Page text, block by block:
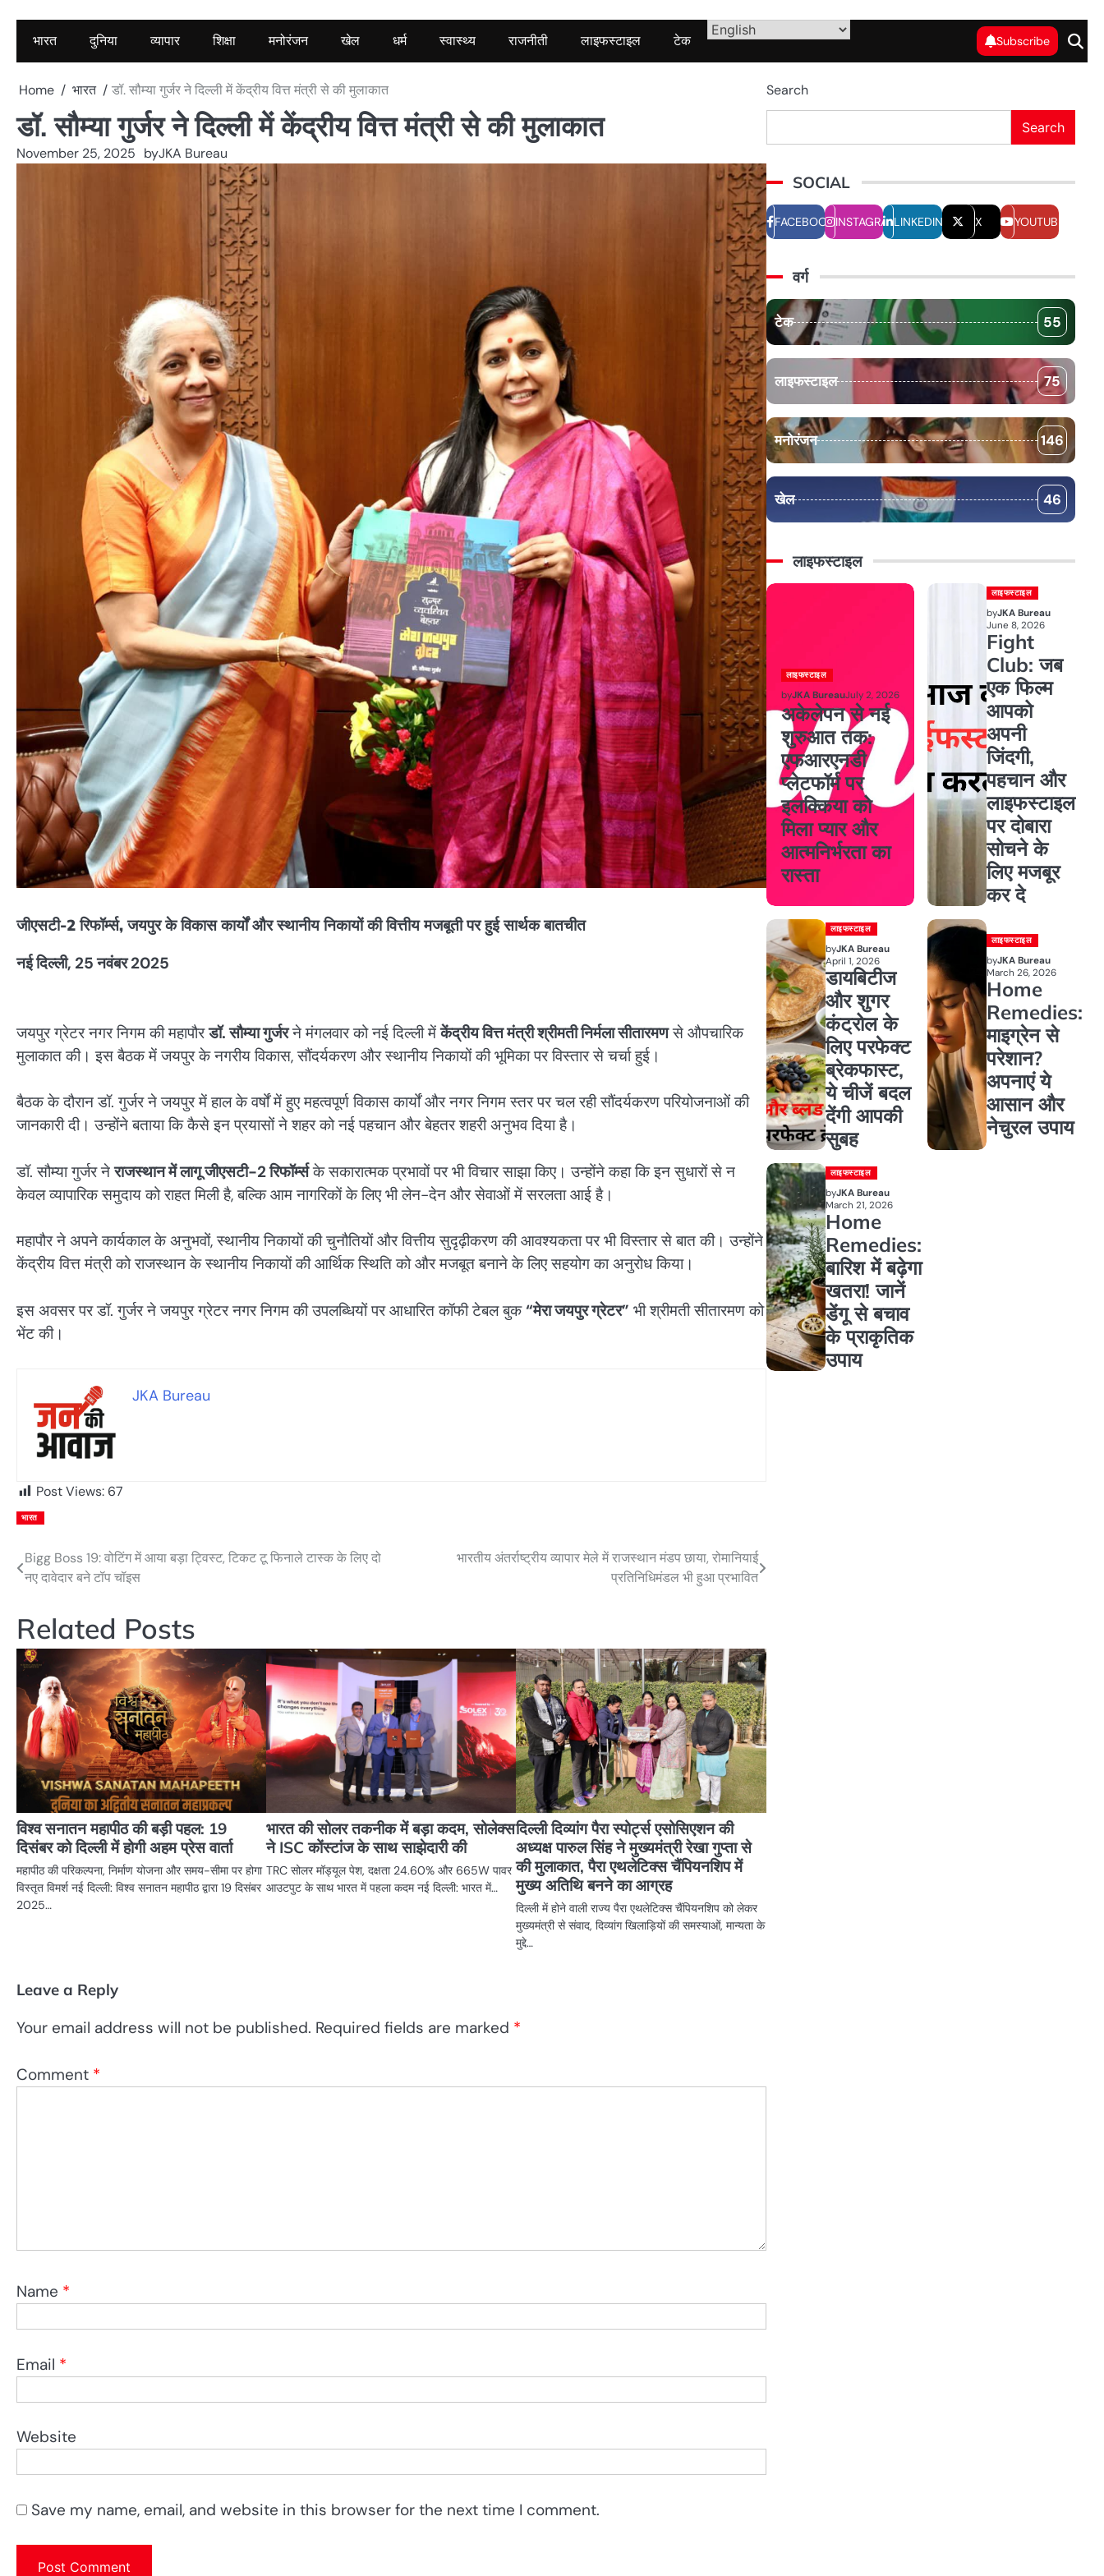
भारत दुनिया व्यापार शिक्षा मनोरंजन खेल धर्म स्वास्थ्य राजनीती लाइफस्टाइल टेक Subscribe
Home भारत डॉ. सौम्या गुर्जर ने दिल्ली में केंद्रीय वित्त मंत्री से की मुलाकात
डॉ. सौम्या गुर्जर ने दिल्ली में केंद्रीय वित्त मंत्री से की मुलाकात
November 25, 2025 byJKA Bureau
जीएसटी-2 रिफॉर्म्स, जयपुर के विकास कार्यों और स्थानीय निकायों की वित्तीय मजबूती पर हुई सार्थक बातचीत
नई दिल्ली, 25 नवंबर 2025
जयपुर ग्रेटर नगर निगम की महापौरडॉ. सौम्या गुर्जरने मंगलवार को नई दिल्ली मेंकेंद्रीय वित्त मंत्री श्रीमती निर्मला सीतारमणसे औपचारिक
मुलाकात की। इस बैठक में जयपुर के नगरीय विकास, सौंदर्यकरण और स्थानीय निकायों की भूमिका पर विस्तार से चर्चा हुई।
बैठक के दौरान डॉ. गुर्जर ने जयपुर में हाल के वर्षों में हुए महत्वपूर्ण विकास कार्यों और नगर निगम स्तर पर चल रही सौंदर्यकरण परियोजनाओं की
जानकारी दी। उन्होंने बताया कि कैसे इन प्रयासों ने शहर को नई पहचान और बेहतर शहरी अनुभव दिया है।
डॉ. सौम्या गुर्जर नेराजस्थान में लागू जीएसटी-2 रिफॉर्म्सके सकारात्मक प्रभावों पर भी विचार साझा किए। उन्होंने कहा कि इन सुधारों से न
केवल व्यापारिक समुदाय को राहत मिली है, बल्कि आम नागरिकों के लिए भी लेन-देन और सेवाओं में सरलता आई है।
महापौर ने अपने कार्यकाल के अनुभवों, स्थानीय निकायों की चुनौतियों और वित्तीय सुदृढ़ीकरण की आवश्यकता पर भी विस्तार से बात की। उन्होंने
केंद्रीय वित्त मंत्री को राजस्थान के स्थानीय निकायों की आर्थिक स्थिति को और मजबूत बनाने के लिए सहयोग का अनुरोध किया।
इस अवसर पर डॉ. गुर्जर ने जयपुर ग्रेटर नगर निगम की उपलब्धियों पर आधारित कॉफी टेबल बुक“मेरा जयपुर ग्रेटर” भी श्रीमती सीतारमण को
भेंट की।
JKA Bureau
Post Views: 67
भारत
Post
navigation
Bigg Boss 19: वोटिंग में आया बड़ा ट्विस्ट, टिकट टू फिनाले टास्क के लिए दो
नए दावेदार बने टॉप चॉइस
भारतीय अंतर्राष्ट्रीय व्यापार मेले में राजस्थान मंडप छाया, रोमानियाई
प्रतिनिधिमंडल भी हुआ प्रभावित
Related Posts
विश्व सनातन महापीठ की बड़ी पहल: 19
दिसंबर को दिल्ली में होगी अहम प्रेस वार्ता
महापीठ की परिकल्पना, निर्माण योजना और समय-सीमा पर होगा
विस्तृत विमर्श नई दिल्ली: विश्व सनातन महापीठ द्वारा 19 दिसंबर
2025…
भारत की सोलर तकनीक में बड़ा कदम, सोलेक्स
ने ISC कोंस्टांज के साथ साझेदारी की
TRC सोलर मॉड्यूल पेश, दक्षता 24.60% और 665W पावर
आउटपुट के साथ भारत में पहला कदम नई दिल्ली: भारत में…
दिल्ली दिव्यांग पैरा स्पोर्ट्स एसोसिएशन की
अध्यक्ष पारुल सिंह ने मुख्यमंत्री रेखा गुप्ता से
की मुलाकात, पैरा एथलेटिक्स चैंपियनशिप में
मुख्य अतिथि बनने का आग्रह
दिल्ली में होने वाली राज्य पैरा एथलेटिक्स चैंपियनशिप को लेकर
मुख्यमंत्री से संवाद, दिव्यांग खिलाड़ियों की समस्याओं, मान्यता के
मुद्दे…
Leave a Reply
Your email address will not be published. Required fields are marked *
Comment *
Name *
Email *
Website
Save my name, email, and website in this browser for the next time I comment.
Search
Search
SOCIAL
FACEBOOKINSTAGRAMLINKEDIN X YOUTUBE
वर्ग
टेक 55
लाइफस्टाइल 75
मनोरंजन 146
खेल 46
लाइफस्टाइल
लाइफस्टाइल
byJKA BureauJuly 2, 2026
अकेलेपन से नई
शुरुआत तक:
एफआरएनडी
प्लेटफॉर्म पर
इलक्किया को
मिला प्यार और
आत्मनिर्भरता का
रास्ता
लाइफस्टाइल
byJKA Bureau
June 8, 2026
Fight
Club: जब
एक फिल्म
आपको
अपनी
जिंदगी,
पहचान और
लाइफस्टाइल
पर दोबारा
सोचने के
लिए मजबूर
कर दे
लाइफस्टाइल
byJKA Bureau
April 1, 2026
डायबिटीज
और शुगर
कंट्रोल के
लिए परफेक्ट
ब्रेकफास्ट,
ये चीजें बदल
देंगी आपकी
सुबह
लाइफस्टाइल
byJKA Bureau
March 26, 2026
Home
Remedies:
माइग्रेन से
परेशान?
अपनाएं ये
आसान और
नेचुरल उपाय
लाइफस्टाइल
byJKA Bureau
March 21, 2026
Home
Remedies:
बारिश में बढ़ेगा
खतरा! जानें
डेंगू से बचाव
के प्राकृतिक
उपाय